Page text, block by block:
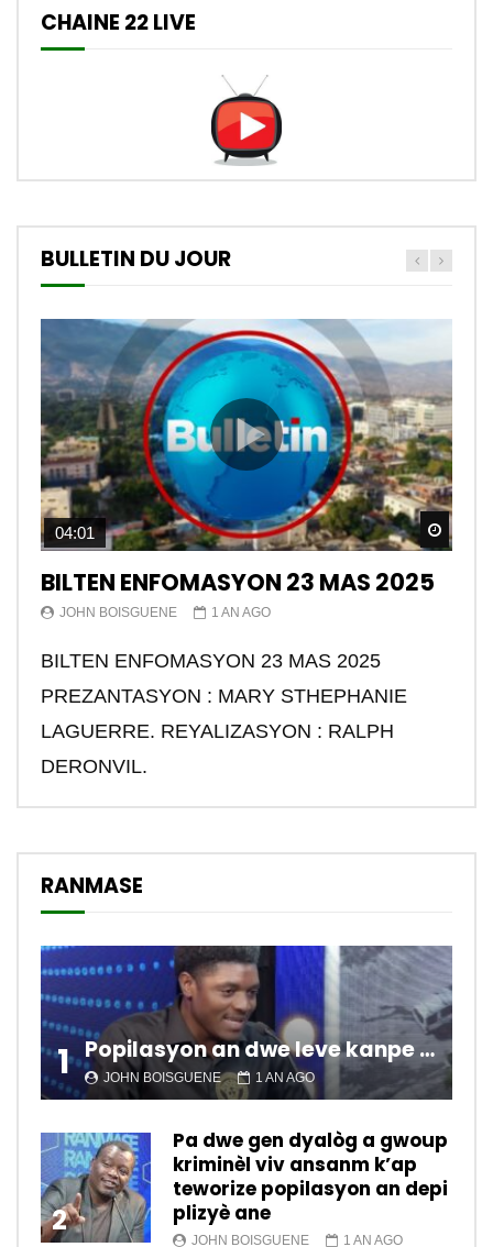
CHAINE 22 LIVE
BULLETIN DU JOUR
04:01
BILTEN ENFOMASYON 23 MAS 2025
JOHN BOISGUENE 1 AN AGO
BILTEN ENFOMASYON 23 MAS 2025
PREZANTASYON : MARY STHEPHANIE
LAGUERRE. REYALIZASYON : RALPH
DERONVIL.
RANMASE
1 Popilasyon an dwe leve kanpe pou chanje sitiyasyon kawotik l’ap viv nan peyi a.
JOHN BOISGUENE 1 AN AGO
2
Pa dwe gen dyalòg a gwoup
kriminèl viv ansanm k’ap
teworize popilasyon an depi
plizyè ane
JOHN BOISGUENE 1 AN AGO